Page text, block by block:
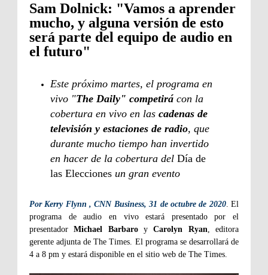
Sam Dolnick: "Vamos a aprender
mucho, y alguna versión de esto
será parte del equipo de audio en
el futuro"
Este próximo martes, el programa en
vivo "The Daily" competirá con la
cobertura en vivo en las cadenas de
televisión y estaciones de radio, que
durante mucho tiempo han invertido
en hacer de la cobertura del Día de
las Elecciones un gran evento
Por Kerry Flynn , CNN Business, 31 de octubre de 2020. El
programa de audio en vivo estará presentado por el
presentadorMichael BarbaroyCarolyn Ryan, editora
gerente adjunta de The Times. El programa se desarrollará de
4 a 8 pm y estará disponible en el sitio web de The Times.